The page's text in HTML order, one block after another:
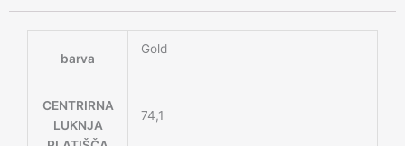
barva
Gold
CENTRIRNA
LUKNJA
74,1